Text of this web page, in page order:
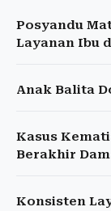
Posyandu
Layanan Ibu
Anak Balita
Kasus
Berakhir
Konsisten